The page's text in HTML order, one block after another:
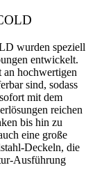
wurden speziell
entwickelt.
an hochwertigen
sind, sodass
mit dem
reichen
bis hin zu
eine große
Deckeln, die
Ausführung